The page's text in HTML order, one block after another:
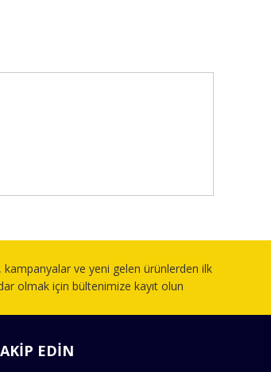
kampanyalar ve yeni gelen ürünlerden ilk
olmak için bültenimize kayıt olun
EDİN